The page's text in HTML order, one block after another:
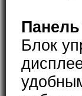
Блок